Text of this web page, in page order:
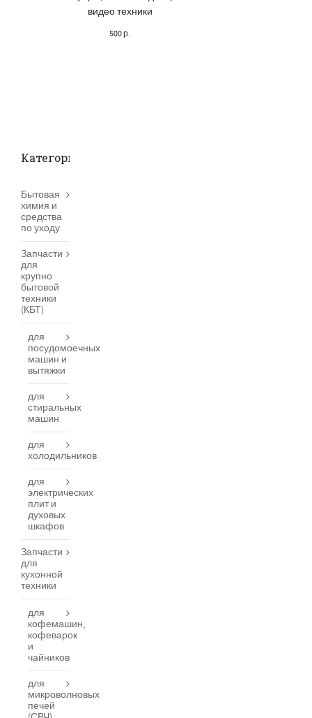
видео техники
500р.
Категории товаров
Бытовая
химия и
средства
по уходу
Запчасти
для
крупно
бытовой
техники
(КБТ)
для
посудомоечных
машин и
вытяжки
для
стиральных
машин
для
холодильников
для
электрических
плит и
духовых
шкафов
Запчасти
для
кухонной
техники
для
кофемашин,
кофеварок
и
чайников
для
микроволновых
печей